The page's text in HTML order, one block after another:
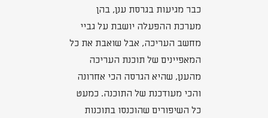
כבר מגיעות בגרסת ענן, בהן
מערכת ההפעלה יושבת על גביי
מחשב העריכה, אבל שואבת את כל
המאפיינים של תוכנת העריכה
מהענן, שהיא הגרסה הכי אחרונה
והכי מעודכנת של התוכנה. כמעט
כל השיפורים שהוכנסו בתוכנות